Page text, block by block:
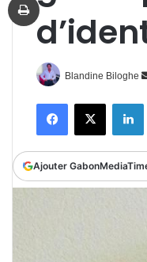
Blandine Biloghe
FacebookX
Ajouter